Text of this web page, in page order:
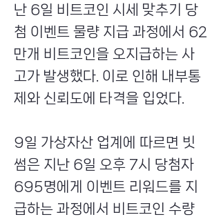
난 6일 비트코인 시세 맞추기 당
첨 이벤트 물량 지급 과정에서 62
만개 비트코인을 오지급하는 사
고가 발생했다. 이로 인해 내부통
제와 신뢰도에 타격을 입었다.
9일 가상자산 업계에 따르면 빗
썸은 지난 6일 오후 7시 당첨자
695명에게 이벤트 리워드를 지
급하는 과정에서 비트코인 수량